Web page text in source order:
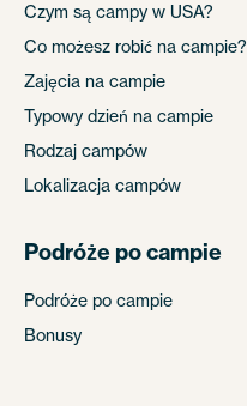
Czym są campy w USA?
Co możesz robić na campie?
Zajęcia na campie
Typowy dzień na campie
Rodzaj campów
Lokalizacja campów
Podróże po campie
Podróże po campie
Bonusy